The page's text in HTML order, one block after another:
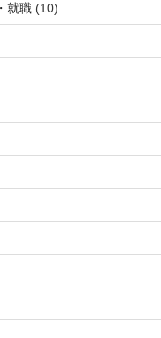
就職(10)